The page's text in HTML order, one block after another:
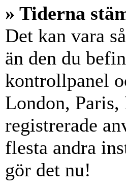
» Tiderna
Det kan vara
än den du
kontrollpanel
London, Paris,
registrerade
flesta andra
gör det nu!